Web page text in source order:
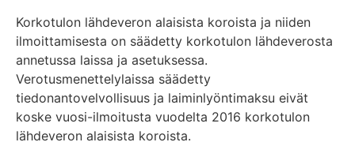
Korkotulon lähdeveron alaisista koroista ja niiden
ilmoittamisesta on säädetty korkotulon lähdeverosta
annetussa laissa ja asetuksessa.
Verotusmenettelylaissa säädetty
tiedonantovelvollisuus ja laiminlyöntimaksu eivät
koske vuosi-ilmoitusta vuodelta 2016 korkotulon
lähdeveron alaisista koroista.